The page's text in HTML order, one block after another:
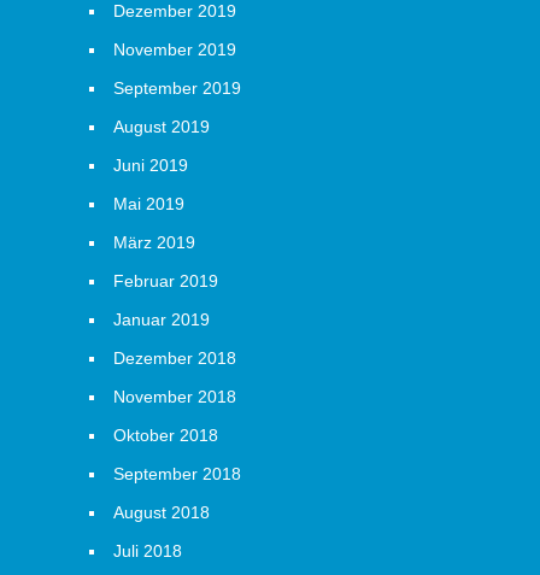
Dezember 2019
November 2019
September 2019
August 2019
Juni 2019
Mai 2019
März 2019
Februar 2019
Januar 2019
Dezember 2018
November 2018
Oktober 2018
September 2018
August 2018
Juli 2018